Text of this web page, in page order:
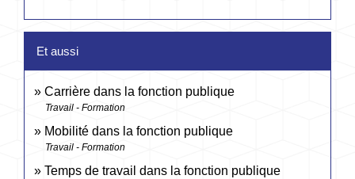
Et aussi
Carrière dans la fonction publique
Travail - Formation
Mobilité dans la fonction publique
Travail - Formation
Temps de travail dans la fonction publique